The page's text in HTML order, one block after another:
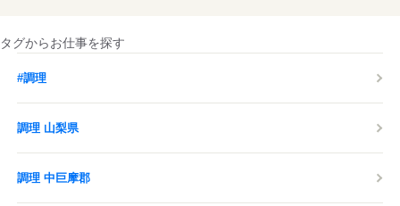
・マスクの従業員配布
・アルコール消毒液の設置 など
皆様の安全を最優先し、
タグからお仕事を探す
#調理
調理 山梨県
調理 中巨摩郡